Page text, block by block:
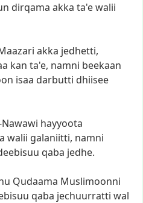
dirqama akka ta'ewalii
akka jedhetti,
kan ta'e, namni beekaan
isaa darbutti dhiisee
hayyoota
walii galaniitti, namni
qaba jedhe.
Qudaama Muslimoonni
qaba jechuurratti wal